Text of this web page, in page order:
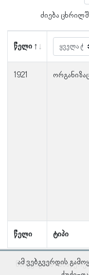
ძიება
წელი
წელი ტიპი
1921
ნაჩვენებია
ამ ვებგვერდის